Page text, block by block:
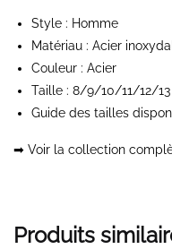
Style : Homme
Matériau : Acier
Couleur : Acier
Taille : 8/9/10/11/12/13
Guide des tailles
➡ Voir la collection
Produits